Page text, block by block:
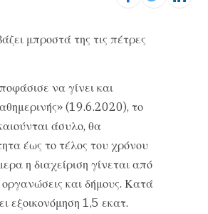
μπροστά της τις πέτρες
να γίνει και
(19.6.2020), το
άσυλο, θα
έως το τέλος του χρόνου
η διαχείριση γίνεται από
και δήμους. Κατά
εξοικονόμηση 1,5 εκατ.